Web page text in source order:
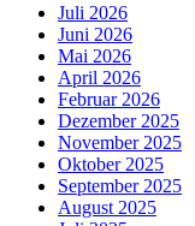
Juli 2026
Juni 2026
Mai 2026
April 2026
Februar 2026
Dezember 2025
November 2025
Oktober 2025
September 2025
August 2025